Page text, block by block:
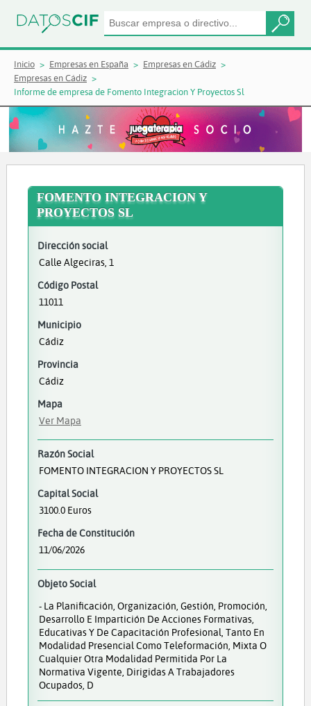
Inicio Empresas en España
Empresas en Cádiz
Empresas en Cádiz
Informe de empresa de Fomento Integracion Y Proyectos Sl
FOMENTO INTEGRACION Y
PROYECTOS SL
Dirección social
Calle Algeciras, 1
Código Postal
11011
Municipio
Cádiz
Provincia
Cádiz
Mapa
Ver Mapa
Razón Social
FOMENTO INTEGRACION Y PROYECTOS SL
Capital Social
3100.0 Euros
Fecha de Constitución
11/06/2026
Objeto Social
- La Planificación, Organización, Gestión, Promoción,
Desarrollo E Impartición De Acciones Formativas,
Educativas Y De Capacitación Profesional, Tanto En
Modalidad Presencial Como Teleformación, Mixta O
Cualquier Otra Modalidad Permitida Por La
Normativa Vigente, Dirigidas A Trabajadores
Ocupados, D